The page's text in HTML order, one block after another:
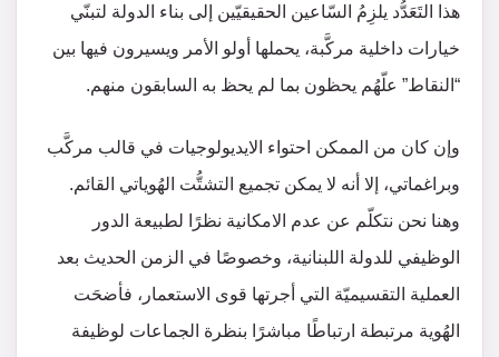
هذا التَعَدُّد يلزِمُ السّاعين الحقيقيّين إلى بناء الدولة لتبنّي
خيارات داخلية مركَّبة، يحملها أولو الأمر ويسيرون فيها بين
“النقاط” علّهُم يحظون بما لم يحظ به السابقون منهم.
وإن كان من الممكن احتواء الايديولوجيات في قالب مركَّب
وبراغماتي، إلا أنه لا يمكن تجميع التشتُّت الهُوياتي القائم.
وهنا نحن نتكلّم عن عدم الامكانية نظرًا لطبيعة الدور
الوظيفي للدولة اللبنانية، وخصوصًا في الزمن الحديث بعد
العملية التقسيميّة التي أجرتها قوى الاستعمار، فأضحَت
الهُوية مرتبطة ارتباطًا مباشرًا بنظرة الجماعات لوظيفة